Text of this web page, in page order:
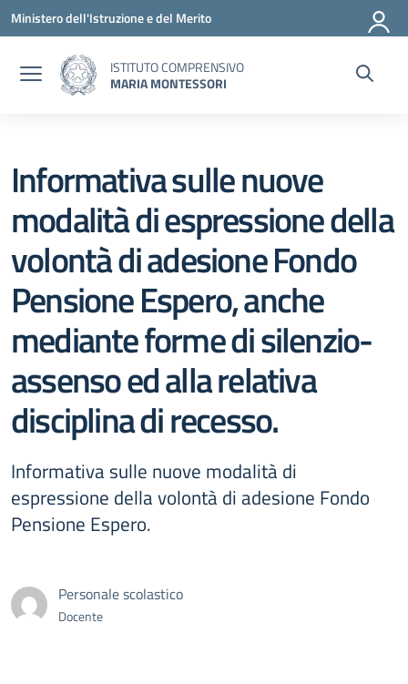
Vai ai contenuti
Vai al menu di navigazione
Vai al footer
Ministero dell'Istruzione e del Merito
ISTITUTO COMPRENSIVO
MARIA MONTESSORI
Informativa sulle nuove
modalità di espressione della
volontà di adesione Fondo
Pensione Espero, anche
mediante forme di silenzio-
assenso ed alla relativa
disciplina di recesso.
Informativa sulle nuove modalità di
espressione della volontà di adesione Fondo
Pensione Espero.
Personale scolastico
Docente